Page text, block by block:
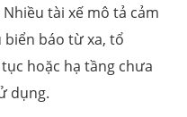
tài xế mô tả cảm
biển báo từ xa, tổ
hoặc hạ tầng chưa
dụng.